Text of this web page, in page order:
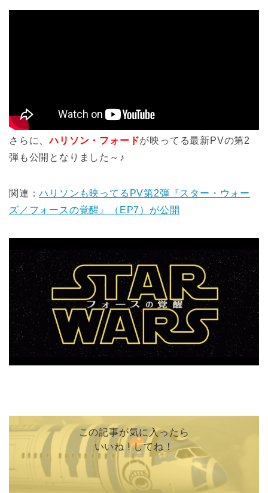
さらに、ハリソン・フォードが映ってる最新PVの第2
弾も公開となりました～♪
関連：ハリソンも映ってるPV第2弾『スター・ウォー
ズ／フォースの覚醒』（EP7）が公開
この記事が気に入ったら
いいね ! してね！